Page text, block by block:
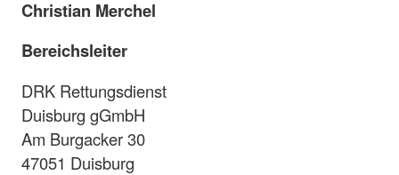
Christian Merchel
Bereichsleiter
DRK Rettungsdienst
Duisburg gGmbH
Am Burgacker 30
47051 Duisburg